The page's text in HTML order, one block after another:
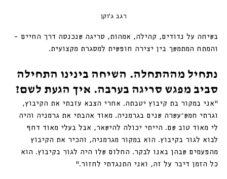
רגב ג׳וקן
בשיחה על נדודים, קהילה, אמהות, סריגה שנכנסה דרך החיים –
והמתח המתמשך בין יצירה חופשית למסגרת מקצועית.
נתחיל מההתחלה. השיחה בינינו התחילה
סביב מפגש סריגה בערבה. איך הגעת לשם?
“אני במקור בת קיבוץ יטבתה. אחרי הצבא עזבתי את הקיבוץ,
וגרתי חמש־עשרה שנים בגרמניה. מאוד אהבתי את גרמניה והיה
לי מאוד טוב שם. הייתי יכולה להישאר, אבל בעלי מאוד דחף
לבוא לגור בקיבוץ. הוא במקור מגרמניה, והכיר את הקיבוץ
מהפעמים שבהן באנו לבקר. החלום שלו היה לגור בקיבוץ. הוא
כל הזמן דיבר על זה, ואני התנגדתי לחזור.״